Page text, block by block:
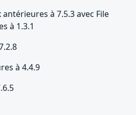
à 7.5.3 avec File
à 1.3.1
à 4.4.9